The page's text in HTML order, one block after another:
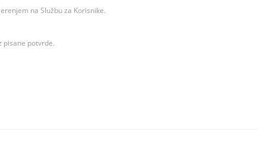
na Službu za Korisnike.
pisane potvrde.